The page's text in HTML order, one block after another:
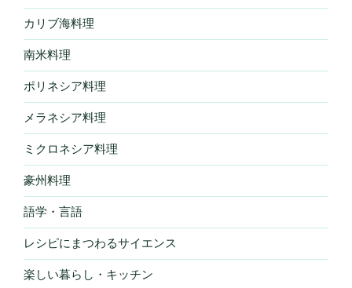
カリブ海料理
南米料理
ポリネシア料理
メラネシア料理
ミクロネシア料理
豪州料理
語学・言語
レシピにまつわるサイエンス
楽しい暮らし・キッチン